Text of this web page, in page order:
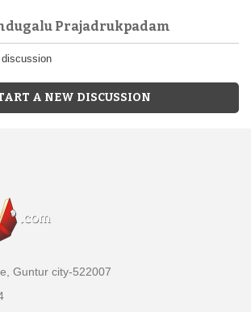
Prajadrukpadam
A NEW DISCUSSION
Guntur city-522007